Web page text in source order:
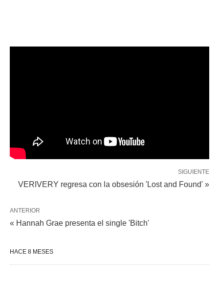
SIGUIENTE
VERIVERY regresa con la obsesión 'Lost and Found' »
ANTERIOR
« Hannah Grae presenta el single 'Bitch'
HACE 8 MESES